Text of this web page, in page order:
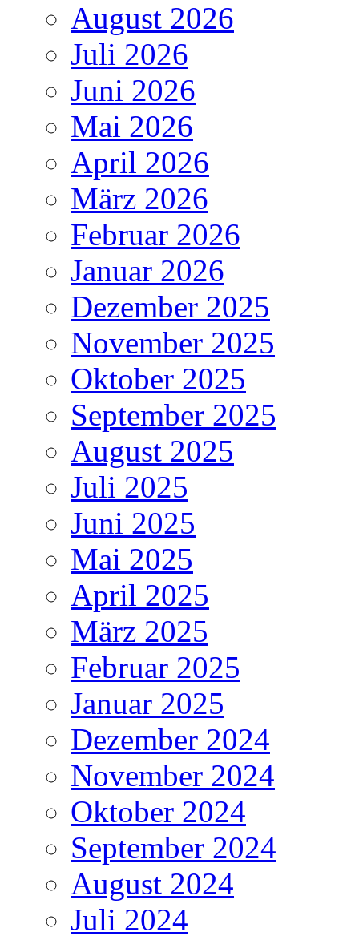
August 2026
Juli 2026
Juni 2026
Mai 2026
April 2026
März 2026
Februar 2026
Januar 2026
Dezember 2025
November 2025
Oktober 2025
September 2025
August 2025
Juli 2025
Juni 2025
Mai 2025
April 2025
März 2025
Februar 2025
Januar 2025
Dezember 2024
November 2024
Oktober 2024
September 2024
August 2024
Juli 2024